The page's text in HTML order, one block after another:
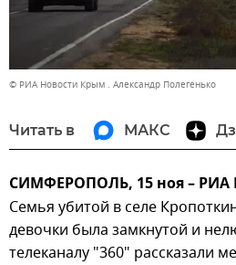
© РИА Новости Крым . Александр Полегенько
Читать в МАКС
CИМФЕРОПОЛЬ, 15 ноя –
Семья убитой в селе
девочки была замкнутой и
телеканалу "360" рассказали